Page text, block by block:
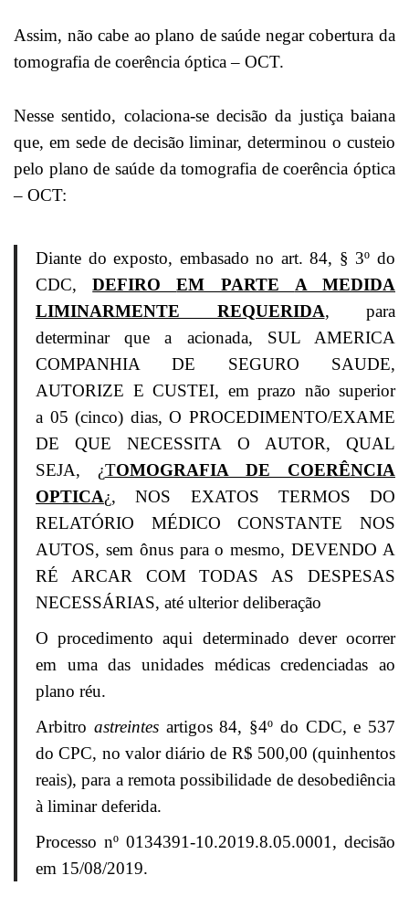
Assim, não cabe ao plano de saúde negar cobertura da
tomografia de coerência óptica – OCT.
Nesse sentido, colaciona-se decisão da justiça baiana
que, em sede de decisão liminar, determinou o custeio
pelo plano de saúde da tomografia de coerência óptica
– OCT:
Diante do exposto, embasado no art. 84, § 3º do
CDC,DEFIROEM PARTE A MEDIDA
LIMINARMENTE REQUERIDA, para
determinar que a acionada, SUL AMERICA
COMPANHIA DE SEGURO SAUDE,
AUTORIZE E CUSTEI, em prazo não superior
a 05 (cinco) dias, O PROCEDIMENTO/EXAME
DE QUE NECESSITA O AUTOR, QUAL
SEJA, ¿TOMOGRAFIA DE COERÊNCIA
OPTICA¿, NOS EXATOS TERMOS DO
RELATÓRIO MÉDICO CONSTANTE NOS
AUTOS, sem ônus para o mesmo, DEVENDO A
RÉ ARCAR COM TODAS AS DESPESAS
NECESSÁRIAS, até ulterior deliberação
O procedimento aqui determinado dever ocorrer
em uma das unidades médicas credenciadas ao
plano réu.
Arbitro astreintesartigos 84, §4º do CDC, e 537
do CPC, no valor diário de R$ 500,00 (quinhentos
reais), para a remota possibilidade de desobediência
à liminar deferida.
Processo nº 0134391-10.2019.8.05.0001, decisão
em 15/08/2019.